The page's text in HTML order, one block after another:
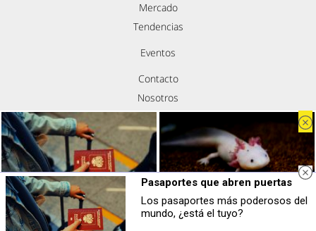
Mercado
Tendencias
Eventos
Contacto
Nosotros
Política de privacidad
Aviso legal
Política de cookies
Síguenos
Pasaportes que abren puertas
Los pasaportes más poderosos del
mundo, ¿está el tuyo?
¿Sabías que existen?
Estas criaturas existen y parecen
Pasaportes que abren puertas
Los pasaportes más poderosos del
mundo, ¿está el tuyo?